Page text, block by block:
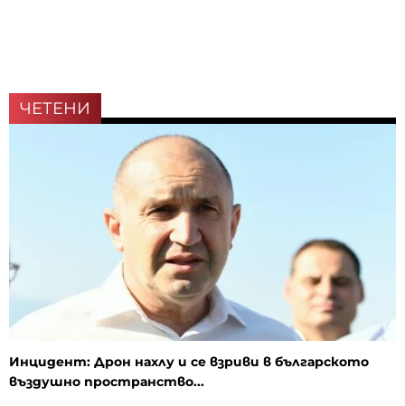
ЧЕТЕНИ
Инцидент: Дрон нахлу и се взриви в българското
въздушно пространство...